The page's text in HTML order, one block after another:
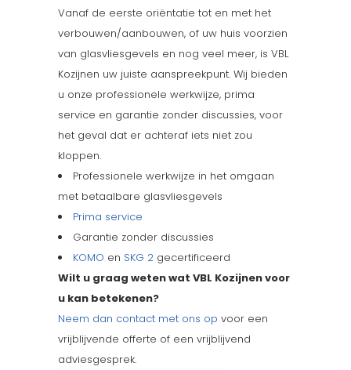
Vanaf de eerste oriëntatie tot en met het
verbouwen/aanbouwen, of uw huis voorzien
van glasvliesgevels en nog veel meer, is VBL
Kozijnen uw juiste aanspreekpunt. Wij bieden
u onze professionele werkwijze, prima
service en garantie zonder discussies, voor
het geval dat er achteraf iets niet zou
kloppen.
Professionele werkwijze in het omgaan
met betaalbare glasvliesgevels
Prima service
Garantie zonder discussies
KOMO en SKG 2 gecertificeerd
Wilt u graag weten wat VBL Kozijnen voor
u kan betekenen?
Neem dan contact met ons op voor een
vrijblijvende offerte of een vrijblijvend
adviesgesprek.